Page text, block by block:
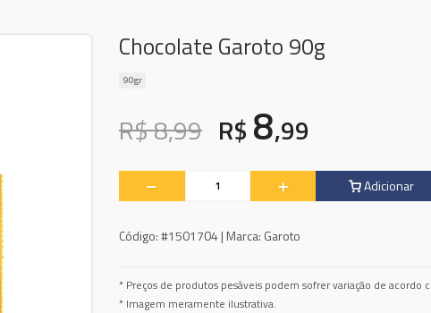
Chocolate Garoto 90g
90gr
R$ 8,99 R$ 8,99
Adicionar
Código:#1501704 | Marca: Garoto
* Preços de produtos pesáveis podem sofrer variação de acordo
* Imagem meramente ilustrativa.